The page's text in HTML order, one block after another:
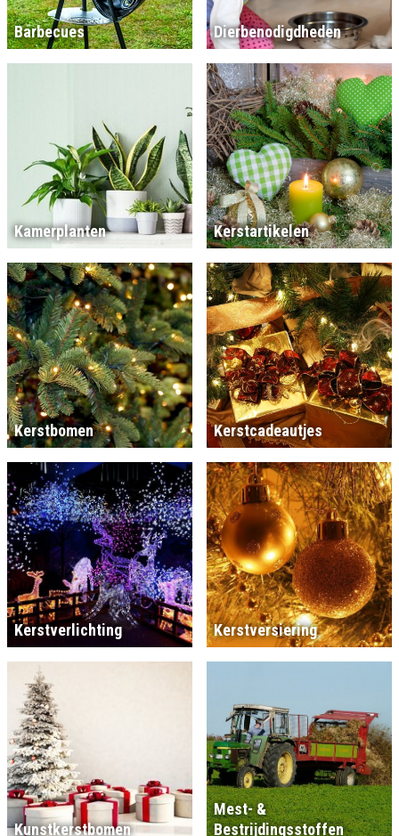
Barbecues Dierbenodigdheden
Kamerplanten Kerstartikelen
Kerstbomen Kerstcadeautjes
Kerstverlichting Kerstversiering
Kunstkerstbomen
Mest- &
Bestrijdingsstoffen